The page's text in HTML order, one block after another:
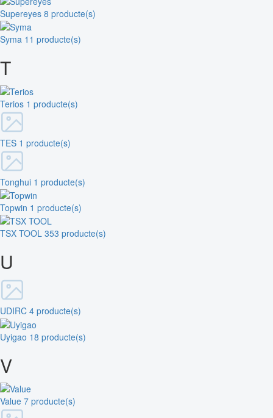
Supereyes 8 producte(s)
Syma 11 producte(s)
T
Terios 1 producte(s)
TES 1 producte(s)
Tonghui 1 producte(s)
Topwin 1 producte(s)
TSX TOOL 353 producte(s)
U
UDIRC 4 producte(s)
Uyigao 18 producte(s)
V
Value 7 producte(s)